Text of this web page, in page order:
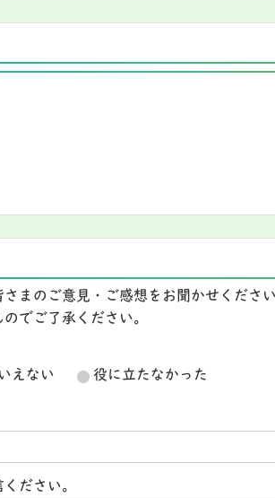
まのご意見・ご感想をお聞かせくださ
でご了承ください。
えない 役に立たなかった
ださい。